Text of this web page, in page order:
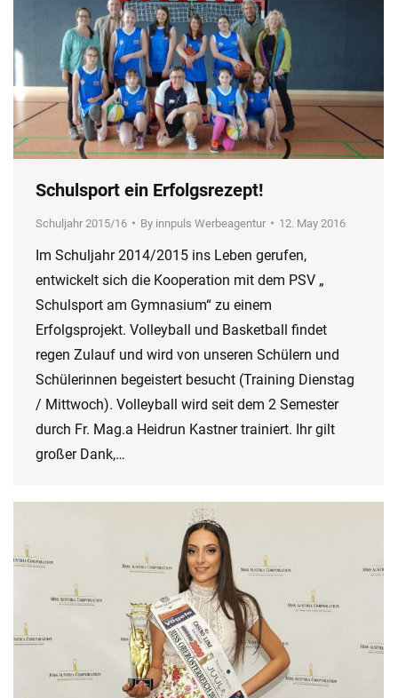
Schulsport ein Erfolgsrezept!
Schuljahr 2015/16 By innpuls Werbeagentur 12. May 2016
Im Schuljahr 2014/2015 ins Leben gerufen,
entwickelt sich die Kooperation mit dem PSV „
Schulsport am Gymnasium“ zu einem
Erfolgsprojekt. Volleyball und Basketball findet
regen Zulauf und wird von unseren Schülern und
Schülerinnen begeistert besucht (Training Dienstag
/ Mittwoch). Volleyball wird seit dem 2 Semester
durch Fr. Mag.a Heidrun Kastner trainiert. Ihr gilt
großer Dank,…